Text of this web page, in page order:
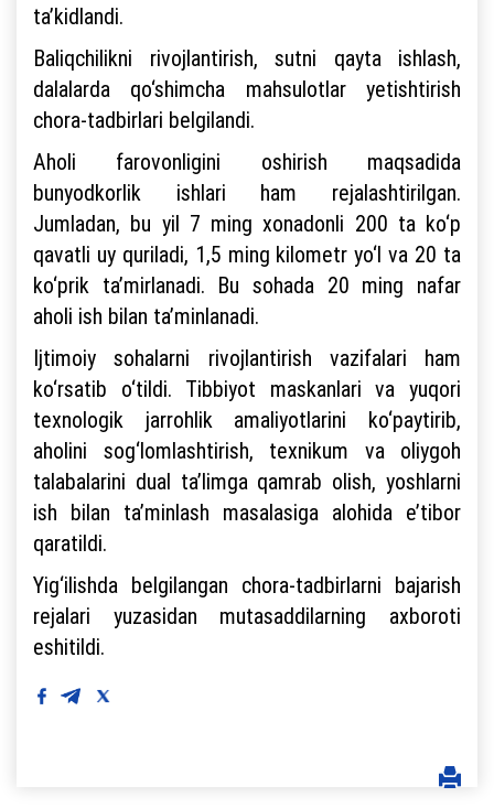
ta’kidlandi.
Baliqchilikni rivojlantirish, sutni qayta ishlash,
dalalarda qo‘shimcha mahsulotlar yetishtirish
chora-tadbirlari belgilandi.
Aholi farovonligini oshirish maqsadida
bunyodkorlik ishlari ham rejalashtirilgan.
Jumladan, bu yil 7 ming xonadonli 200 ta ko‘p
qavatli uy quriladi, 1,5 ming kilometr yo‘l va 20 ta
ko‘prik ta’mirlanadi. Bu sohada 20 ming nafar
aholi ish bilan ta’minlanadi.
Ijtimoiy sohalarni rivojlantirish vazifalari ham
ko‘rsatib o‘tildi. Tibbiyot maskanlari va yuqori
texnologik jarrohlik amaliyotlarini ko‘paytirib,
aholini sog‘lomlashtirish, texnikum va oliygoh
talabalarini dual ta’limga qamrab olish, yoshlarni
ish bilan ta’minlash masalasiga alohida e’tibor
qaratildi.
Yig‘ilishda belgilangan chora-tadbirlarni bajarish
rejalari yuzasidan mutasaddilarning axboroti
eshitildi.